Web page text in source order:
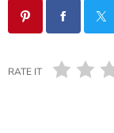
RATE IT